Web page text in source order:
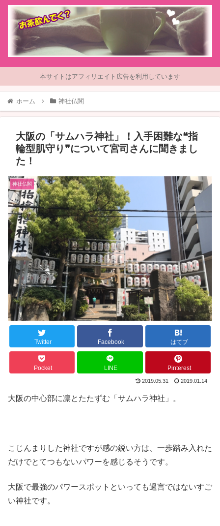
本サイトはアフィリエイト広告を利用しています
ホーム 神社仏閣
大阪の「サムハラ神社」！入手困難な❝指
輪型肌守り❞について宮司さんに聞きまし
た！
神社仏閣
Twitter Facebook はてブ
Pocket LINE Pinterest
2019.05.31 2019.01.14
大阪の中心部に凛とたたずむ「サムハラ神社」。
こじんまりした神社ですが感の鋭い方は、一歩踏み入れた
だけでとてつもないパワーを感じるそうです。
大阪で最強のパワースポットといっても過言ではないすご
い神社です。